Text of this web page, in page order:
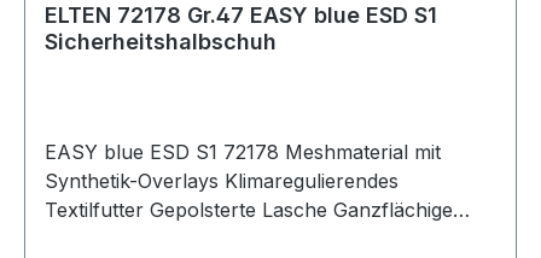
ELTEN 72178 Gr.47 EASY blue ESD S1
Sicherheitshalbschuh
EASY blue ESD S1 72178 Meshmaterial mit
Synthetik-Overlays Klimaregulierendes
Textilfutter Gepolsterte Lasche Ganzflächige